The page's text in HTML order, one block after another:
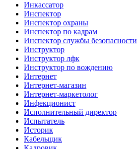
Инкассатор
Инспектор
Инспектор охраны
Инспектор по кадрам
Инспектор службы безопасности
Инструктор
Инструктор лфк
Инструктор по вождению
Интернет
Интернет-магазин
Интернет-маркетолог
Инфекционист
Исполнительный директор
Испытатель
Историк
Кабельщик